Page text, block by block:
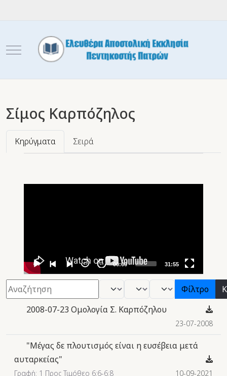
Mobile Menu Toggle
Σίμος Καρπόζηλος
Κηρύγματα Σειρά
15 15 00:00 31:55
Φίλτρο
- Βιβλίο -
- Μήνας -
- Έτος - Φίλτρο
2008-07-23 Ομολογία Σ. Καρπόζηλου
23-07-2008
"Μέγας δε πλουτισμός είναι η ευσέβεια μετά
αυταρκείας"
Γραφή: 1 Προς Τιμόθεο 6:6-6:8 10-09-2021